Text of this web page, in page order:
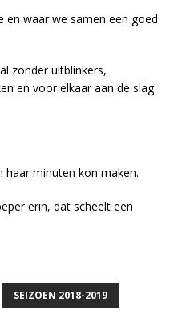
en waar we samen een goed
zonder uitblinkers,
en voor elkaar aan de slag
minuten kon maken.
erin, dat scheelt een
SEIZOEN 2018-2019